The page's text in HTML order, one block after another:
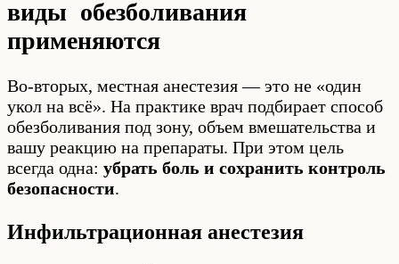
виды обезболивания
применяются
Во-вторых, местная анестезия — это не «один
укол на всё». На практике врач подбирает способ
обезболивания под зону, объем вмешательства и
вашу реакцию на препараты. При этом цель
всегда одна: убрать боль и сохранить контроль
безопасности.
Инфильтрационная анестезия